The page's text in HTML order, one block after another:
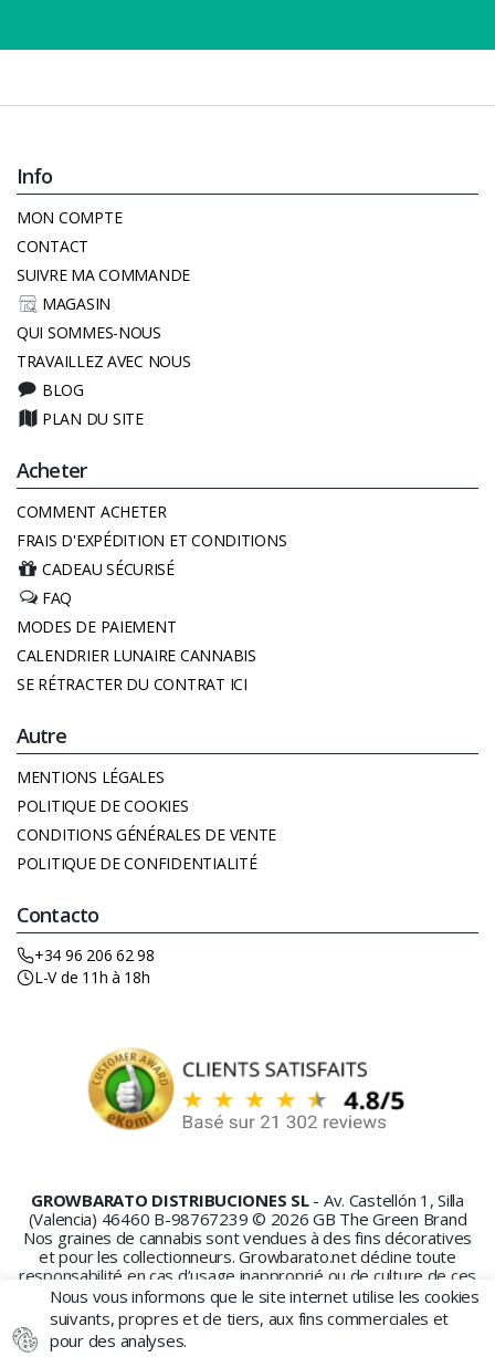
Info
MON COMPTE
CONTACT
SUIVRE MA COMMANDE
MAGASIN
QUI SOMMES-NOUS
TRAVAILLEZ AVEC NOUS
BLOG
PLAN DU SITE
Acheter
COMMENT ACHETER
FRAIS D'EXPÉDITION ET CONDITIONS
CADEAU SÉCURISÉ
FAQ
MODES DE PAIEMENT
CALENDRIER LUNAIRE CANNABIS
SE RÉTRACTER DU CONTRAT ICI
Autre
MENTIONS LÉGALES
POLITIQUE DE COOKIES
CONDITIONS GÉNÉRALES DE VENTE
POLITIQUE DE CONFIDENTIALITÉ
Contacto
+34 96 206 62 98
L-V de 11h à 18h
GROWBARATO DISTRIBUCIONES SL - Av. Castellón 1, Silla
(Valencia) 46460 B-98767239 © 2026 GB The Green Brand
Nos graines de cannabis sont vendues à des fins décoratives
et pour les collectionneurs. Growbarato.net décline toute
responsabilité en cas d’usage inapproprié ou de culture de ces
graines.
Nous vous informons que le site internet utilise les cookies
suivants, propres et de tiers, aux fins commerciales et
pour des analyses.